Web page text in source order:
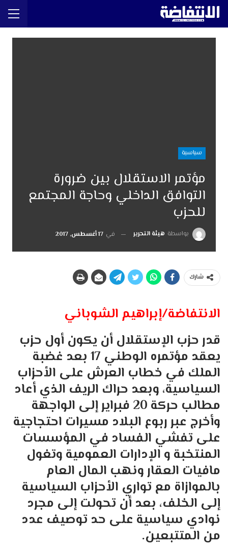
سياسية
مؤتمر الاستقلال بين ضرورة
التوافق الداخلي وحاجة المجتمع
للحزب
بواسطة هيئة التحرير في 17 أغسطس, 2017
شارك
الانتفاضة/إبراهيم الشوباني
قدر حزب الإستقلال أن يكون أول حزب
يعقد مؤتمره الوطني 17 بعد غضبة
الملك في خطاب العرش على الأحزاب
السياسية، وبعد حراك الريف الذي أعاد
مطالب حركة 20 فبراير إلى الواجهة
وأخرج عبر ربوع البلاد مسيرات احتجاجية
على تفشي الفساد في المؤسسات
المنتخبة و الإدارات العمومية وتغول
مافيات العقار ونهب المال العام
بالموازاة مع تواري الأحزاب السياسية
إلى الخلف، بعد أن تحولت إلى مجرد
نوادي سياسية على حد توصيف عدد
من المتتبعين.